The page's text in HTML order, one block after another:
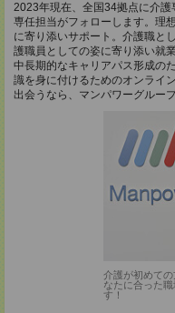
2023年現在、全国34拠点に介
専任担当がフォローします。理
に寄り添いサポート。介護職と
護職員としての姿に寄り添い就
中長期的なキャリアパス形成の
識を身に付けるためのオンライ
出会うなら、マンパワーグルー
介護が初めて
なたに合った
す！